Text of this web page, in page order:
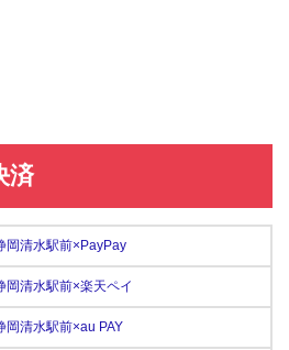
済
岡清水駅前×PayPay
岡清水駅前×楽天ペイ
岡清水駅前×au PAY